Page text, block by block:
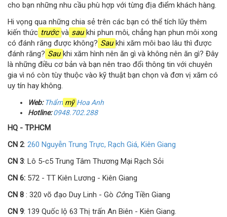
cho bạn những nhu cầu phù hợp với từng địa điểm khách hàng.
Hi vọng qua những chia sẻ trên các bạn có thể tích lũy thêm
kiến ​​thức trước và sau khi phun môi, chẳng hạn phun môi xong
có đánh răng được không? Sau khi xăm môi bao lâu thì được
đánh răng? Sau khi xăm hình nên ăn gì và không nên ăn gì? Đây
là những điều cơ bản và bạn nên trao đổi thông tin với chuyên
gia vì nó còn tùy thuộc vào kỹ thuật bạn chọn và đơn vị xăm có
uy tín hay không.
Web:Thẩm mỹHoa Anh
Hotline: 0948.702.288
HQ - TP.HCM
CN 2: 260 Nguyễn Trung Trực, Rạch Giá, Kiên Giang
CN 3: Lô 5-c5 Trung Tâm Thương Mại Rạch Sỏi
CN 6: 572 - TT Kiên Lương - Kiên Giang
CN 8 : 320 võ đạo Duy Linh - Gò Công Tiền Giang
CN 9: 139 Quốc lộ 63 Thị trấn An Biên - Kiên Giang.